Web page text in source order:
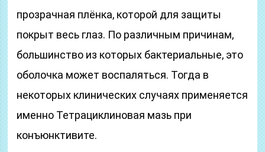
прозрачная плёнка, которой для защиты
покрыт весь глаз. По различным причинам,
большинство из которых бактериальные, это
оболочка может воспаляться. Тогда в
некоторых клинических случаях применяется
именно Тетрациклиновая мазь при
конъюнктивите.